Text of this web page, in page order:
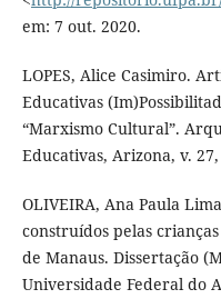
em: 7 out. 2020.
LOPES, Alice Casimiro.
Educativas
“Marxismo Cultural”.
Educativas, Arizona, v.
OLIVEIRA, Ana Paula
construídos pelas
de Manaus. Dissertação
Universidade Federal do